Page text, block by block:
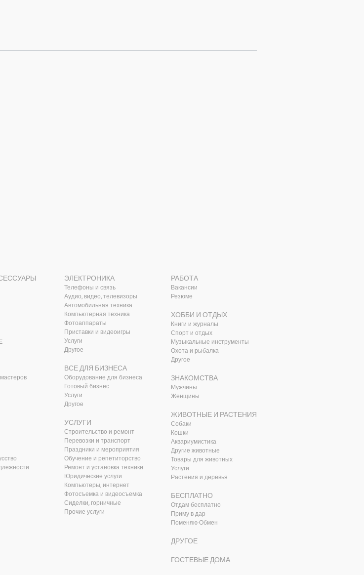
ЭЛЕКТРОНИКА
Телефоны и связь
Аудио, видео, телевизоры
Автомобильная техника
Компьютерная техника
Фотоаппараты
Приставки и видеоигры
Услуги
Другое
ВСЕ ДЛЯ БИЗНЕСА
Оборудование для бизнеса
Готовый бизнес
Услуги
Другое
УСЛУГИ
Строительство и ремонт
Перевозки и транспорт
Праздники и мероприятия
Обучение и репетиторство
Ремонт и установка техники
Юридические услуги
Компьютеры, интернет
Фотосъемка и видеосъемка
Сиделки, горничные
Прочие услуги
РАБОТА
Вакансии
Резюме
ХОББИ И ОТДЫХ
Книги и журналы
Спорт и отдых
Музыкальные инструменты
Охота и рыбалка
Другое
ЗНАКОМСТВА
Мужчины
Женщины
ЖИВОТНЫЕ И РАСТЕНИЯ
Собаки
Кошки
Аквариумистика
Другие животные
Товары для животных
Услуги
Растения и деревья
БЕСПЛАТНО
Отдам бесплатно
Приму в дар
Поменяю-Обмен
ДРУГОЕ
ГОСТЕВЫЕ ДОМА